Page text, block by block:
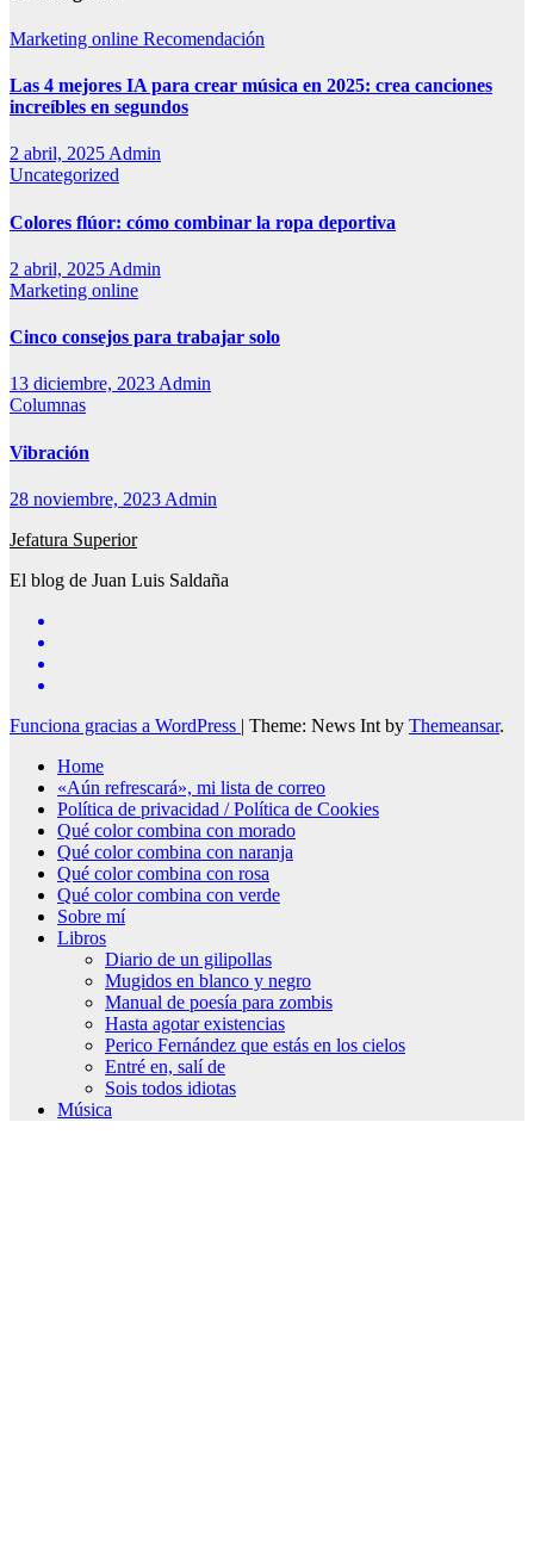
Marketing online Recomendación
Las 4 mejores IA para crear música en 2025: crea canciones
increíbles en segundos
2 abril, 2025Admin
Uncategorized
Colores flúor: cómo combinar la ropa deportiva
2 abril, 2025 Admin
Marketing online
Cinco consejos para trabajar solo
13 diciembre, 2023Admin
Columnas
Vibración
28 noviembre, 2023 Admin
Jefatura Superior
El blog de Juan Luis Saldaña
Funciona gracias a WordPress | Theme: News Int by Themeansar.
Home
«Aún refrescará», mi lista de correo
Política de privacidad / Política de Cookies
Qué color combina con morado
Qué color combina con naranja
Qué color combina con rosa
Qué color combina con verde
Sobre mí
Libros
Diario de un gilipollas
Mugidos en blanco y negro
Manual de poesía para zombis
Hasta agotar existencias
Perico Fernández que estás en los cielos
Entré en, salí de
Sois todos idiotas
Música